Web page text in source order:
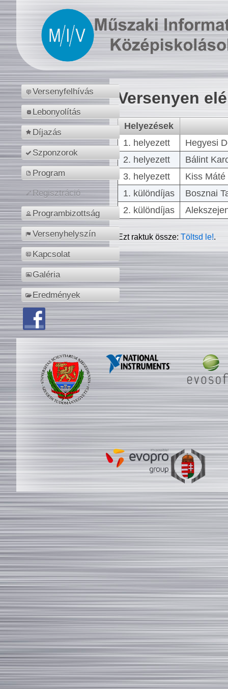
Versenyfelhívás
Lebonyolítás
Díjazás
Szponzorok
Program
Regisztráció
Programbizottság
Versenyhelyszín
Kapcsolat
Galéria
Eredmények
Versenyen
Helyezések
1. helyezett
Hegyesi
2. helyezett
Bálint
3. helyezett
Kiss
1. különdíjas
Bosznai
2. különdíjas
Ezt raktuk össze:Töltsd le!.